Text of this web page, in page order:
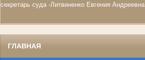
секретарь суда -Литвиненко Евгения Андреевна
ГЛАВНАЯ